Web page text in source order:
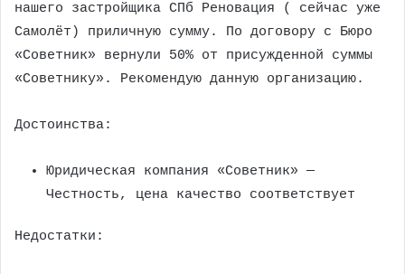
нашего застройщика СПб Реновация ( сейчас уже
Самолёт) приличную сумму. По договору с Бюро
«Советник» вернули 50% от присужденной суммы
«Советнику». Рекомендую данную организацию.
Достоинства:
Юридическая компания «Советник» —
Честность, цена качество соответствует
Недостатки: